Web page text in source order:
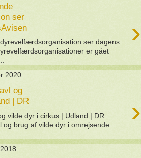
ser
›
ser dagens
er gået
2020
og
| DR
›
vilde dyr i cirkus | Udland | DR
og brug af vilde dyr i omrejsende